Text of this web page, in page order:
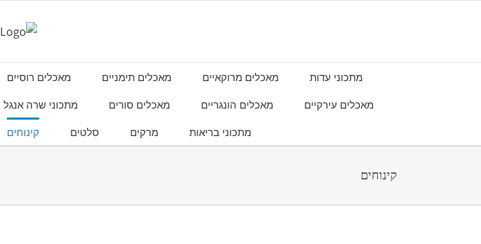
מתכוני עדות מאכלים מרוקאיים מאכלים תימניים מאכלים רוסיים
מאכלים עירקיים מאכלים הונגריים מאכלים סורים מתכוני שרה אנגל
מתכוני בריאות מרקים סלטים קינוחים
קינוחים